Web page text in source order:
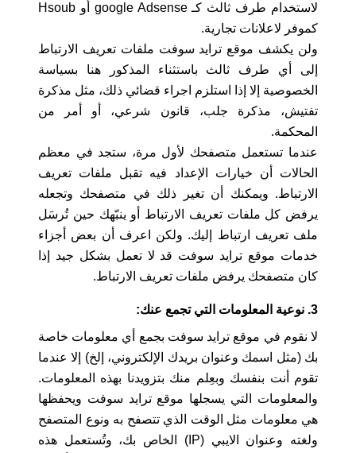
لاستخدام طرف ثالث كـ google Adsense أو Hsoub
كموفر لاعلانات تجارية.
ولن يكشف موقع ترايد سوفت ملفات تعريف الارتباط
إلى أي طرف ثالث باستثناء المذكور هنا بسياسة
الخصوصية إلا إذا استلزم اجراء قضائي ذلك، مثل مذكرة
تفتيش، مذكرة جلب، قانون شرعي، أو أمر من
المحكمة.
عندما تستعمل متصفحك لأول مرة، ستجد في معظم
الحالات أن خيارات الإعداد فيه تقبل ملفات تعريف
الارتباط. ويمكنك أن تغير ذلك في متصفحك وتجعله
يرفض كل ملفات تعريف الارتباط أو ينبّهك حين تُرسَل
ملف تعريف ارتباط إليك. ولكن اعرف أن بعض أجزاء
خدمات موقع ترايد سوفت قد لا تعمل بشكل جيد إذا
كان متصفحك يرفض ملفات تعريف الارتباط.
3. نوعية المعلومات التي تجمع عنك:
لا نقوم في موقع ترايد سوفت بجمع أي معلومات خاصة
بك (مثل اسمك وعنوان بريدك الإلكتروني، إلخ) إلا عندما
تقوم أنت بنفسك وبعِلم منك بتزويدنا بهذه المعلومات.
والمعلومات التي يسجلها موقع ترايد سوفت ويحفظها
هي معلومات مثل الوقت الذي تتصفح به ونوع المتصفح
ولغته وعنوان الايبي (IP) الخاص بك، وتُستعمل هذه